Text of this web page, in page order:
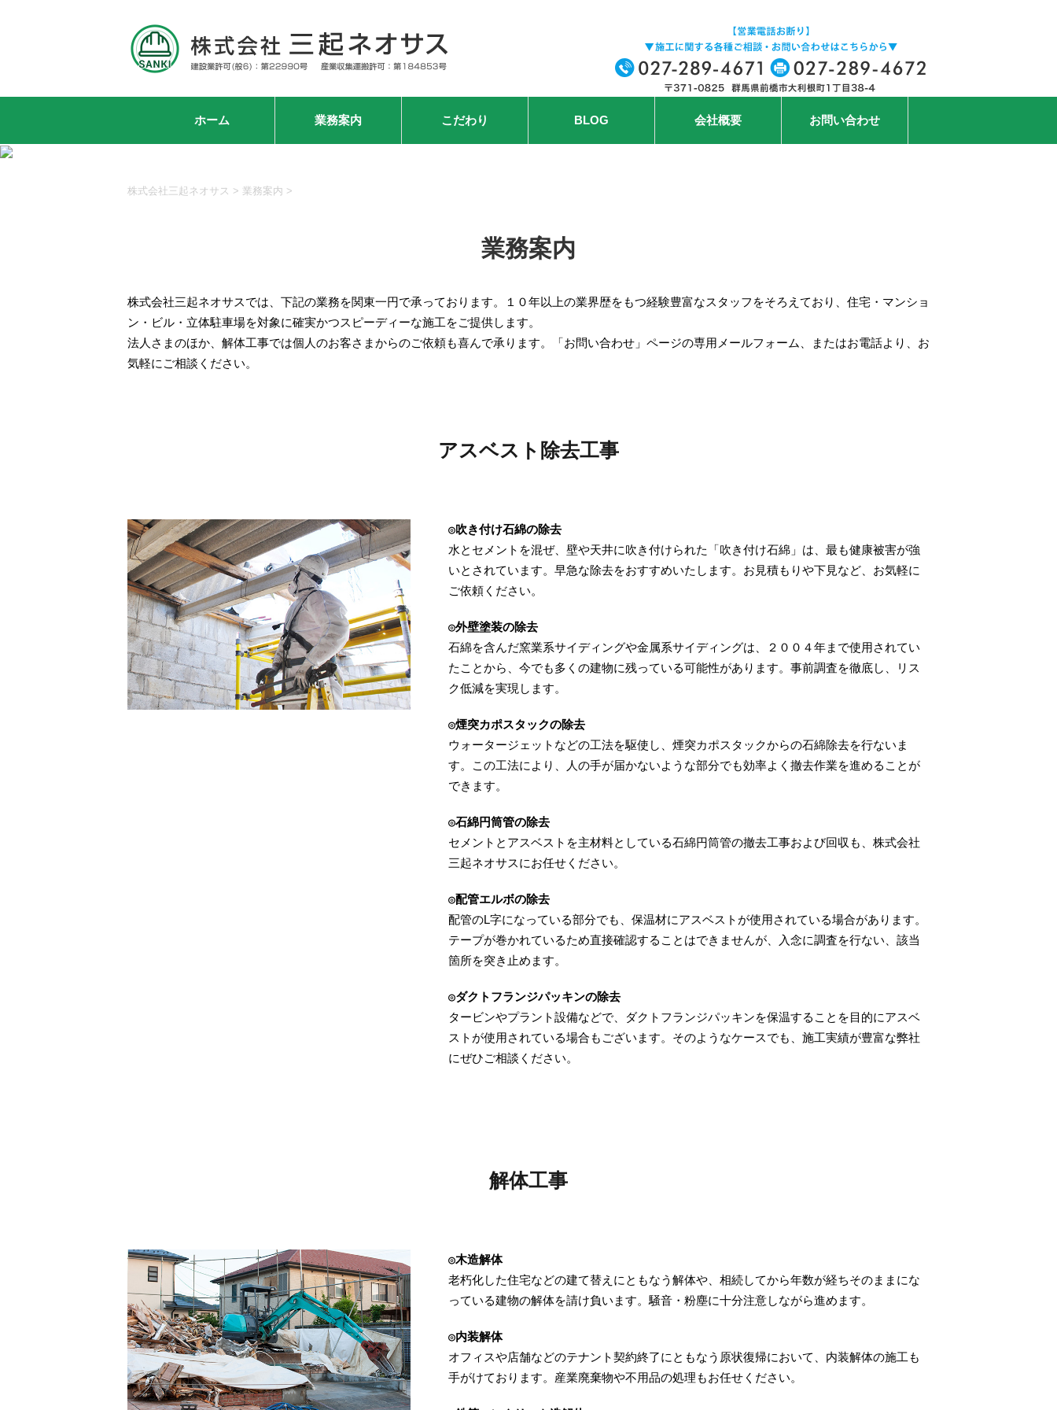
ホーム 業務案内 こだわり BLOG 会社概要 お問い合わせ
株式会社三起ネオサス > 業務案内 >
業務案内
株式会社三起ネオサスでは、下記の業務を関東一円で承っております。１０年以上の業界歴をもつ経験豊富なスタッフをそろえており、住宅・マンショ
ン・ビル・立体駐車場を対象に確実かつスピーディーな施工をご提供します。
法人さまのほか、解体工事では個人のお客さまからのご依頼も喜んで承ります。「お問い合わせ」ページの専用メールフォーム、またはお電話より、お
気軽にご相談ください。
アスベスト除去工事
◎吹き付け石綿の除去
水とセメントを混ぜ、壁や天井に吹き付けられた「吹き付け石綿」は、最も健康被害が強
いとされています。早急な除去をおすすめいたします。お見積もりや下見など、お気軽に
ご依頼ください。
◎外壁塗装の除去
石綿を含んだ窯業系サイディングや金属系サイディングは、２００４年まで使用されてい
たことから、今でも多くの建物に残っている可能性があります。事前調査を徹底し、リス
ク低減を実現します。
◎煙突カポスタックの除去
ウォータージェットなどの工法を駆使し、煙突カポスタックからの石綿除去を行ないま
す。この工法により、人の手が届かないような部分でも効率よく撤去作業を進めることが
できます。
◎石綿円筒管の除去
セメントとアスベストを主材料としている石綿円筒管の撤去工事および回収も、株式会社
三起ネオサスにお任せください。
◎配管エルボの除去
配管のL字になっている部分でも、保温材にアスベストが使用されている場合があります。
テープが巻かれているため直接確認することはできませんが、入念に調査を行ない、該当
箇所を突き止めます。
◎ダクトフランジパッキンの除去
タービンやプラント設備などで、ダクトフランジパッキンを保温することを目的にアスベ
ストが使用されている場合もございます。そのようなケースでも、施工実績が豊富な弊社
にぜひご相談ください。
解体工事
◎木造解体
老朽化した住宅などの建て替えにともなう解体や、相続してから年数が経ちそのままにな
っている建物の解体を請け負います。騒音・粉塵に十分注意しながら進めます。
◎内装解体
オフィスや店舗などのテナント契約終了にともなう原状復帰において、内装解体の施工も
手がけております。産業廃棄物や不用品の処理もお任せください。